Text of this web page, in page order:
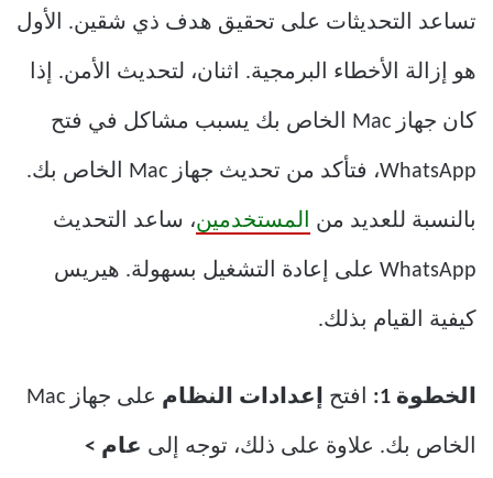
تساعد التحديثات على تحقيق هدف ذي شقين. الأول
هو إزالة الأخطاء البرمجية. اثنان، لتحديث الأمن. إذا
كان جهاز Mac الخاص بك يسبب مشاكل في فتح
WhatsApp، فتأكد من تحديث جهاز Mac الخاص بك.
بالنسبة للعديد من المستخدمين، ساعد التحديث
WhatsApp على إعادة التشغيل بسهولة. هيريس
كيفية القيام بذلك.
الخطوة 1: افتح إعدادات النظام على جهاز Mac
الخاص بك. علاوة على ذلك، توجه إلى عام >